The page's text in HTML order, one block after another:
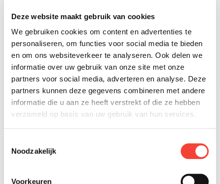
Deze website maakt gebruik van cookies
We gebruiken cookies om content en advertenties te
personaliseren, om functies voor social media te bieden
en om ons websiteverkeer te analyseren. Ook delen we
informatie over uw gebruik van onze site met onze
partners voor social media, adverteren en analyse. Deze
partners kunnen deze gegevens combineren met andere
informatie die u aan ze heeft verstrekt of die ze hebben
verzameld op basis van uw gebruik van hun services.
Noodzakelijk
Voorkeuren
Actieradius A-klasse*
Tot 100 km (met 2 accu's)
Actieradius B-klasse*
Tot 100 km (met 2 accu's)
Vermogen
1500W
Accu
60V 23,4Ah